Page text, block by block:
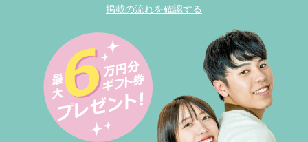
掲載の流れを確認する